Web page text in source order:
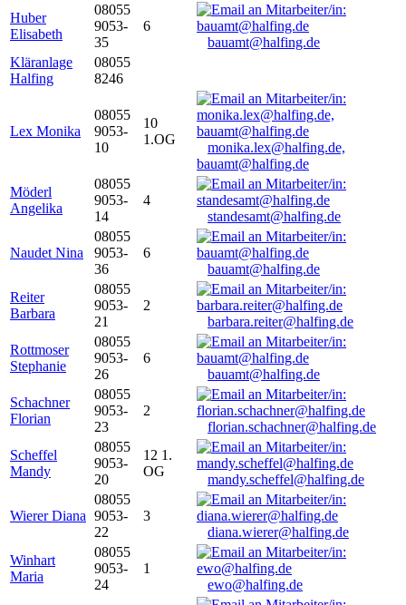
Huber
Elisabeth
08055
9053-
35
6
bauamt@halfing.de
Kläranlage
Halfing
08055
8246
Lex Monika
08055
9053-
10
10
1.OG
monika.lex@halfing.de,
bauamt@halfing.de
Möderl
Angelika
08055
9053-
14
4
standesamt@halfing.de
Naudet Nina
08055
9053-
36
6
bauamt@halfing.de
Reiter
Barbara
08055
9053-
21
2
barbara.reiter@halfing.de
Rottmoser
Stephanie
08055
9053-
26
6
bauamt@halfing.de
Schachner
Florian
08055
9053-
23
2
florian.schachner@halfing.de
Scheffel
Mandy
08055
9053-
20
12 1.
OG
mandy.scheffel@halfing.de
Wierer Diana
08055
9053-
22
3
diana.wierer@halfing.de
Winhart
Maria
08055
9053-
24
1
ewo@halfing.de